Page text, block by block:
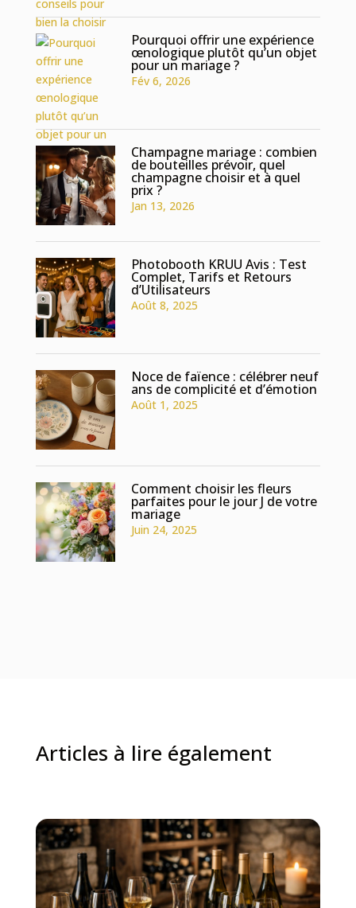
Pourquoi offrir une expérience
œnologique plutôt qu’un objet
pour un mariage ?
Fév 6, 2026
Champagne mariage : combien
de bouteilles prévoir, quel
champagne choisir et à quel
prix ?
Jan 13, 2026
Photobooth KRUU Avis : Test
Complet, Tarifs et Retours
d’Utilisateurs
Août 8, 2025
Noce de faïence : célébrer neuf
ans de complicité et d’émotion
Août 1, 2025
Comment choisir les fleurs
parfaites pour le jour J de votre
mariage
Juin 24, 2025
Articles à lire également